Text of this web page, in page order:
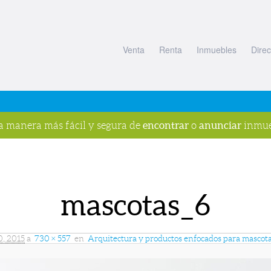
Venta Renta Inmuebles
manera más fácil y segura de encontrar o anunciar
mascotas_6
2015a 730 × 557 en Arquitectura y productos enfocados para